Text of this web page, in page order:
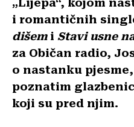
„Lijepa“, kojom
i romantičnih
dišemi Stavi usne
za Običan radio,
o nastanku
poznatim
koji su pred njim.